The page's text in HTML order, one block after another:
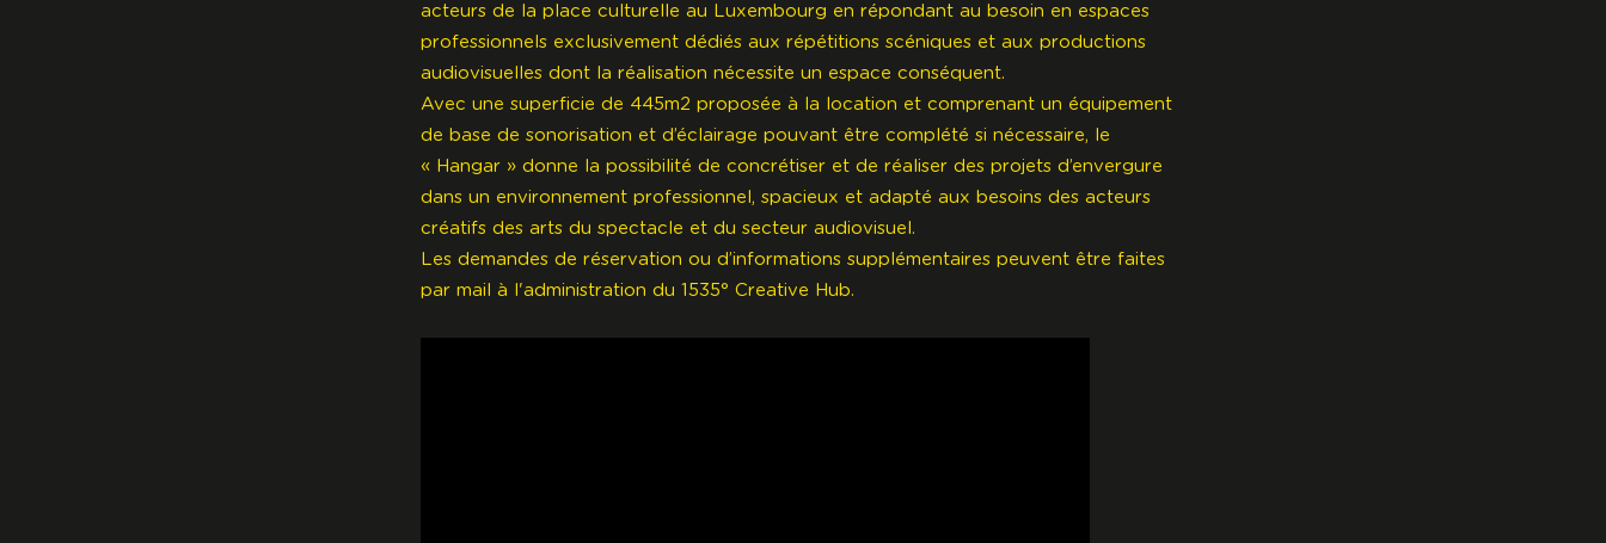
acteurs de la place culturelle au Luxembourg en répondant au besoin en espaces
professionnels exclusivement dédiés aux répétitions scéniques et aux productions
audiovisuelles dont la réalisation nécessite un espace conséquent.
Avec une superficie de 445m2 proposée à la location et comprenant un équipement
de base de sonorisation et d’éclairage pouvant être complété si nécessaire, le
« Hangar » donne la possibilité de concrétiser et de réaliser des projets d’envergure
dans un environnement professionnel, spacieux et adapté aux besoins des acteurs
créatifs des arts du spectacle et du secteur audiovisuel.
Les demandes de réservation ou d’informations supplémentaires peuvent être faites
par mail à l'administration du 1535° Creative Hub.